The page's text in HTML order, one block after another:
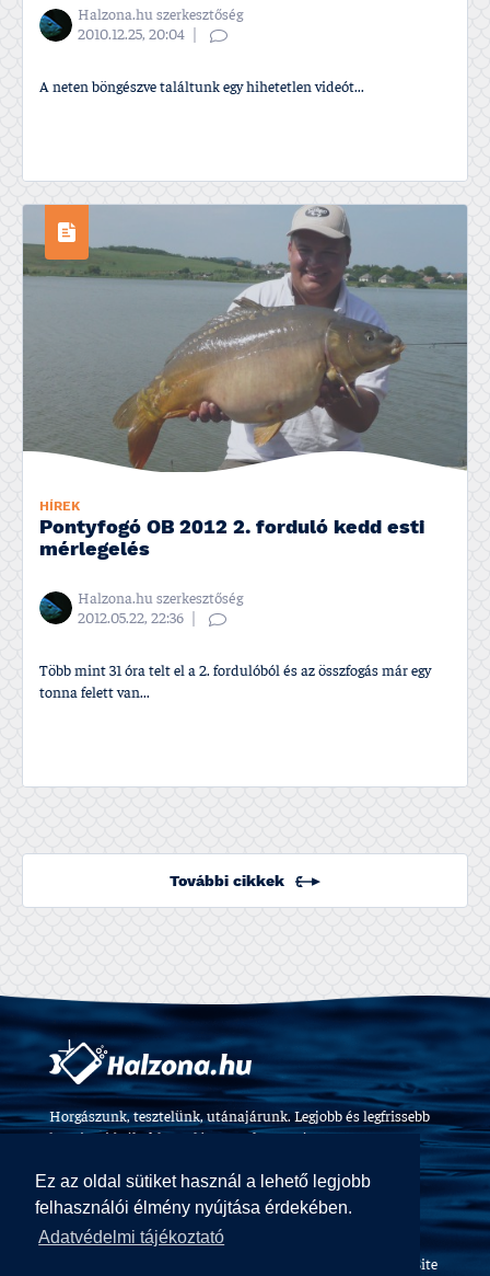
Ez az oldal sütiket használ a lehető legjobb
felhasználói élmény nyújtása érdekében.
Adatvédelmi tájékoztató
Halzona.hu szerkesztőség
2010.12.25, 20:04
A neten böngészve találtunk egy hihetetlen videót...
HÍREK
Pontyfogó OB 2012 2. forduló kedd esti
mérlegelés
Halzona.hu szerkesztőség
2012.05.22, 22:36
Több mint 31 óra telt el a 2. fordulóból és az összfogás már egy
tonna felett van...
További cikkek
Horgászunk, tesztelünk, utánajárunk. Legjobb és legfrissebb
Web design and Site